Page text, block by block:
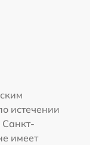
истечении
Санкт-
имеет